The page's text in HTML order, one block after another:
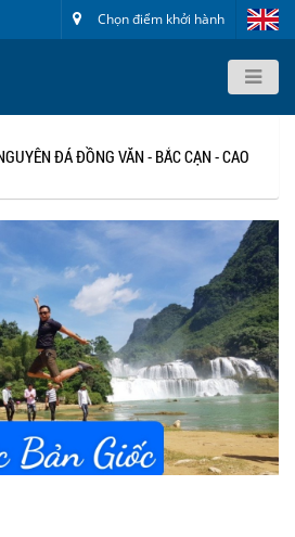
Chọn điểm khởi hành
ĐÁ ĐỒNG VĂN - BẮC CẠN - CAO